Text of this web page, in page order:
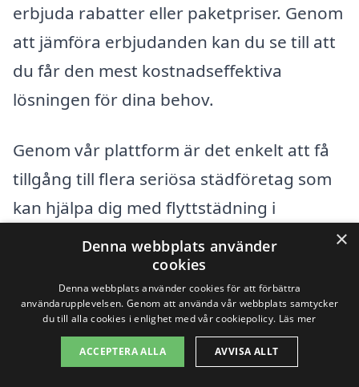
erbjuda rabatter eller paketpriser. Genom
att jämföra erbjudanden kan du se till att
du får den mest kostnadseffektiva
lösningen för dina behov.
Genom vår plattform är det enkelt att få
tillgång till flera seriösa städföretag som
kan hjälpa dig med flyttstädning i
Åtvidaberg. Ta första steget mot en
smidig flytt genom att efterfråga offerter
och boka tjänster online.
Få 3 erbjudanden, gratis och utan
×
Denna webbplats använder
cookies
Denna webbplats använder cookies för att förbättra
användarupplevelsen. Genom att använda vår webbplats samtycker
du till alla cookies i enlighet med vår cookiepolicy. Läs mer
ACCEPTERA ALLA AVVISA ALLT